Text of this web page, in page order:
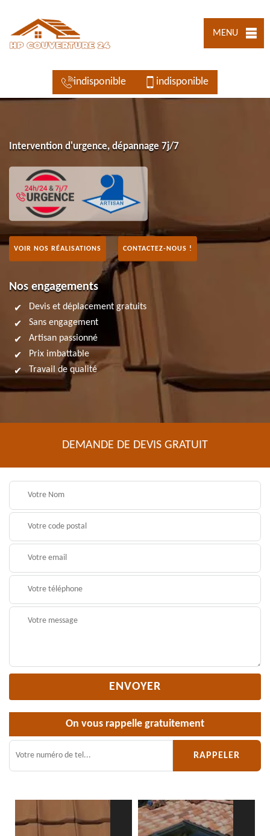
MENU
indisponible indisponible
Intervention d'urgence, dépannage 7j/7
VOIR NOS RÉALISATIONS CONTACTEZ-NOUS !
Nos engagements
Devis et déplacement gratuits
Sans engagement
Artisan passionné
Prix imbattable
Travail de qualité
DEMANDE DE DEVIS GRATUIT
On vous rappelle gratuitement